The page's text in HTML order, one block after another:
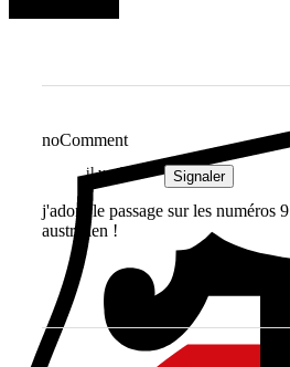
noComment
il y a 9 ans Signaler
j'adore le passage sur les numéros
australien !